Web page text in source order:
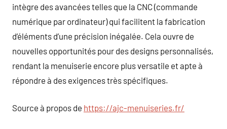
intègre des avancées telles que la CNC (commande
numérique par ordinateur) qui facilitent la fabrication
d’éléments d’une précision inégalée. Cela ouvre de
nouvelles opportunités pour des designs personnalisés,
rendant la menuiserie encore plus versatile et apte à
répondre à des exigences très spécifiques.
Source à propos de https://ajc-menuiseries.fr/